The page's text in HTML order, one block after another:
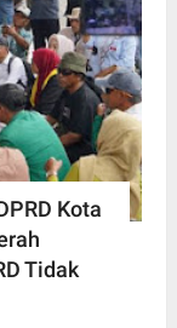
Kota
Tidak